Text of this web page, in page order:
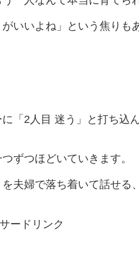
いいよね」という焦りも
「2人目 迷う」と打ち込
ずつほどいていきます。
夫婦で落ち着いて話せる
ードリンク